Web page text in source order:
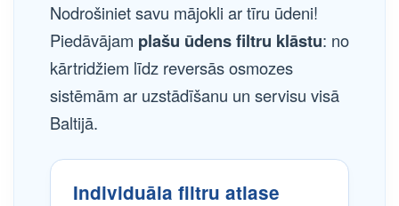
Nodrošiniet savu mājokli ar tīru ūdeni!
Piedāvājam plašu ūdens filtru klāstu: no
kārtridžiem līdz reversās osmozes
sistēmām ar uzstādīšanu un servisu visā
Baltijā.
Individuāla filtru atlase